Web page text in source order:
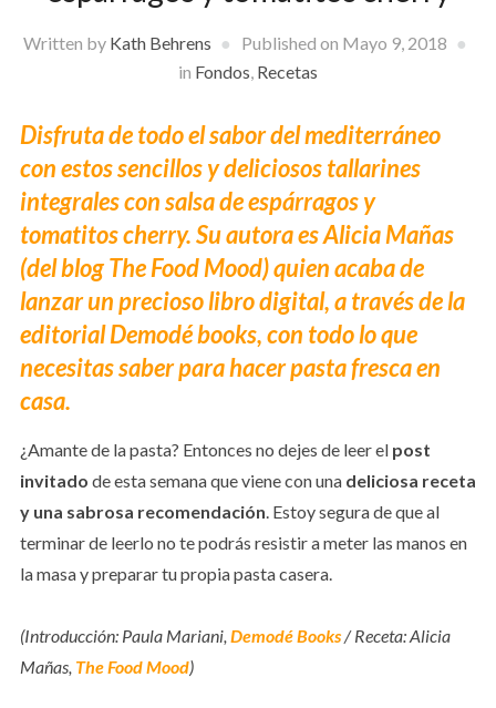
Written by Kath Behrens Published on Mayo 9, 2018
in Fondos, Recetas
Disfruta de todo el sabor del mediterráneo
con estos sencillos y deliciosos tallarines
integrales con salsa de espárragos y
tomatitos cherry. Su autora es Alicia Mañas
(del blog The Food Mood) quien acaba de
lanzar un precioso libro digital, a través de la
editorial Demodé books, con todo lo que
necesitas saber para hacer pasta fresca en
casa.
¿Amante de la pasta? Entonces no dejes de leer elpost
invitado de esta semana que viene con una deliciosa receta
y una sabrosa recomendación. Estoy segura de que al
terminar de leerlo no te podrás resistir a meter las manos en
la masa y preparar tu propia pasta casera.
(Introducción: Paula Mariani, Demodé Books/ Receta: Alicia
Mañas, The Food Mood)